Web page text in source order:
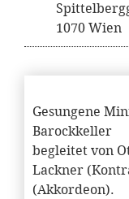
1070 Wien
Gesungene
Barockkeller
begleitet von
Lackner
(Akkordeon).